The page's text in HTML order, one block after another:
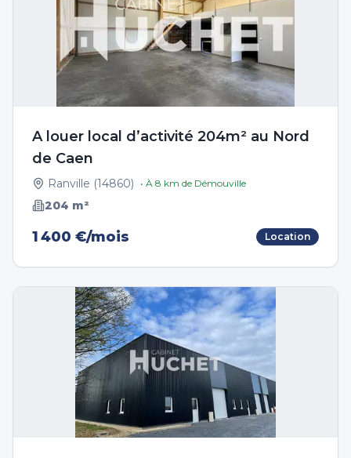
A louer local d’activité 204m² au Nord
de Caen
Ranville (14860) • À 8 km de Démouville
204 m²
1 400 €/mois Location